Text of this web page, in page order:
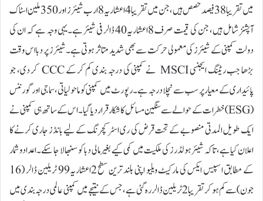
میں تقریبا 38 فیصد حصص ہیں، جن میں تقریبا 4اعشاریہ8 ارب شیئرز اور 350 ملین اسٹاک
آپشنز شامل ہیں، جن کی قیمت صرف 8اعشاریہ40 ڈالر فی شیئر ہے۔یہی وجہ ہے کہ ان کی
دولت کمپنی کے شیئرز کی معمولی حرکت سے بھی شدید متاثر ہوتی ہے۔شیئرز پر دبا اس وقت
بڑھا جب ریٹنگ ایجنسی MSCI نے کمپنی کی درجہ بندی کم کر کے CCC کر دی، جو
پائیداری کے معیار پر سب سے نچلا درجہ ہے۔رپورٹ میں کمپنی کو ماحولیاتی، سماجی اور گورننس
(ESG) خطرات کے حوالے سے سنگین مسائل کا شکار قرار دیا گیا۔اس کے ساتھ ہی کمپنی نے
ایک طویل المدتی منصوبے کے تحت قرض کی ری اسٹرکچرنگ کے لیے بانڈز جاری کرنے کا
اعلان کیا ہے، تاکہ شیئر ہولڈرز کی ملکیت میں کمی کیے بغیر مالی دبا کو سنبھالا جا سکے۔اعداد و شمار
کے مطابق اسپیس ایکس کی مارکیٹ ویلیو اپنی بلند ترین سطح 2اعشاریہ99 ٹریلین ڈالر (16
جون) سے کم ہو کر تقریبا 2 ٹریلین ڈالر رہ گئی ہے، جس کے نتیجے میں کمپنی عالمی درجہ بندی میں